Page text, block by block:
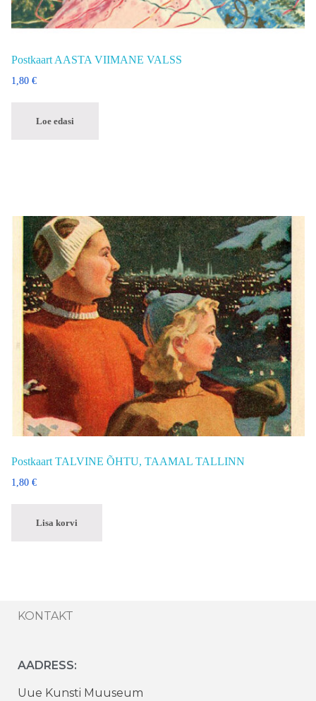
Postkaart AASTA VIIMANE VALSS
1,80 €
Loe edasi
Postkaart TALVINE ÕHTU, TAAMAL TALLINN
1,80 €
Lisa korvi
KONTAKT
AADRESS:
Uue Kunsti Muuseum